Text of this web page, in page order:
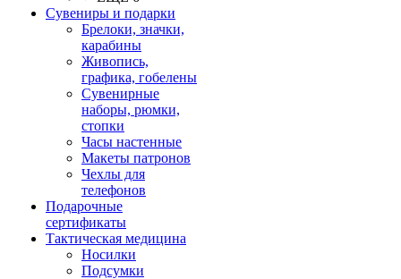
Сувениры и подарки
Брелоки, значки,
карабины
Живопись,
графика, гобелены
Сувенирные
наборы, рюмки,
стопки
Часы настенные
Макеты патронов
Чехлы для
телефонов
Подарочные
сертификаты
Тактическая медицина
Носилки
Подсумки